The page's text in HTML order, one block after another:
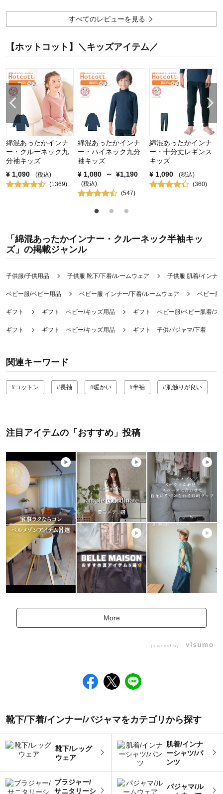
着心地･使用感
5.0
160
体型： やせ型
お子さまの性別： 男の子
すべてのレビューを見る
【ホットコット】＼キッズアイテム／
綿混あったかインナ
ー・クルーネック九
分袖キッズ
¥ 1,090
(税込)
(1369)
綿混あったかインナ
ー・ハイネック九分
袖キッズ
¥ 1,080 ～ ¥1,190
(税込)
(547)
綿混あったかインナ
ー・十分丈レギンス
キッズ
¥ 1,090
(税込)
(360)
「綿混あったかインナー・クルーネック半袖キッ
ズ」の掲載ジャンル
子供服/子供用品 子供服 靴下/下着/ルームウェア 子供服 肌着/インナ
ベビー服/ベビー用品 ベビー服 インナー/下着/ルームウェア ベビー服
ギフト ギフト ベビー/キッズ用品 ギフト ベビー服/ベビー肌着/ス
ギフト ギフト ベビー/キッズ用品 ギフト 子供パジャマ/下着
関連キーワード
#コットン #長袖 #暖かい #半袖 #肌触りが良い
注目アイテムの「おすすめ」投稿
More
powered by
靴下/下着/インナー/パジャマをカテゴリから探す
靴下/レッグ
ウェア
肌着/インナ
ーシャツ/パ
ンツ
ブラジャー/
サニタリーシ
パジャマ/ル